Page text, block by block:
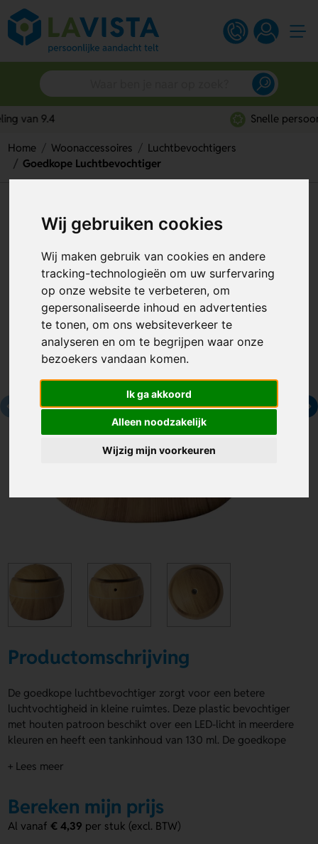
Wij gebruiken cookies
Wij maken gebruik van cookies en andere
tracking-technologieën om uw surfervaring
op onze website te verbeteren, om
gepersonaliseerde inhoud en advertenties
te tonen, om ons websiteverkeer te
analyseren en om te begrijpen waar onze
bezoekers vandaan komen.
Ik ga akkoord
Alleen noodzakelijk
Wijzig mijn voorkeuren
Snelle persoonlijke service
Home Woonaccessoires
Luchtbevochtigers
Goedkope Luchtbevochtiger
Goedkope Luchtbevochtiger
Artikelnummer:
Productomschrijving
De goedkope luchtbevochtiger zorgt voor een betere
luchtvochtigheid in kleine ruimtes. Deze plastic bevochtiger
met houten patroon beschikt over een LED-licht in meerdere
kleuren en heeft een tankinhoud van 130 ml. De goedkope
op de zij- en bovenkant van de luchtbevochtiger laten
Voordelen van de goedkope
luchtbevochtiger
+ Lees meer
Bereken mijn prijs
Al vanaf€ 4,39 per stuk (excl. BTW)